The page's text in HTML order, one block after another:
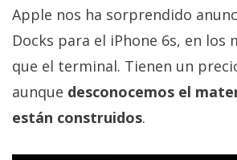
Apple nos ha sorprendido
Docks para el iPhone 6s, en los
que el terminal. Tienen un
aunque desconocemos el
están construidos.